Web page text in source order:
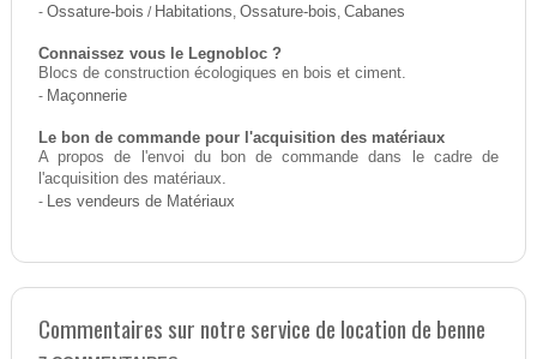
- Ossature-bois / Habitations, Ossature-bois, Cabanes
Connaissez vous le Legnobloc ?
Blocs de construction écologiques en bois et ciment.
- Maçonnerie
Le bon de commande pour l'acquisition des matériaux
A propos de l'envoi du bon de commande dans le cadre de
l'acquisition des matériaux.
- Les vendeurs de Matériaux
Commentaires sur notre service de location de benne